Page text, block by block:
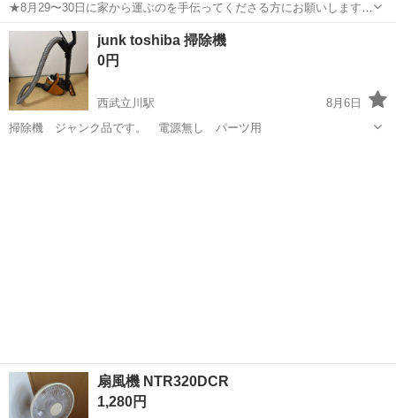
★8月29〜30日に家から運ぶのを手伝ってくださる方にお願いします。
50×60×141cm
東京 立川市 西武立川駅 キッチン家電
junk toshiba 掃除機
0円
西武立川駅
8月6日
掃除機 ジャンク品です。 電源無し パーツ用
扇風機 NTR320DCR
1,280円